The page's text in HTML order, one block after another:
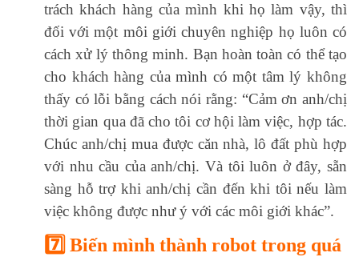
trách khách hàng của mình khi họ làm vậy, thì
đối với một môi giới chuyên nghiệp họ luôn có
cách xử lý thông minh. Bạn hoàn toàn có thể tạo
cho khách hàng của mình có một tâm lý không
thấy có lỗi bằng cách nói rằng: “Cảm ơn anh/chị
thời gian qua đã cho tôi cơ hội làm việc, hợp tác.
Chúc anh/chị mua được căn nhà, lô đất phù hợp
với nhu cầu của anh/chị. Và tôi luôn ở đây, sẵn
sàng hỗ trợ khi anh/chị cần đến khi tôi nếu làm
việc không được như ý với các môi giới khác”.
7️⃣ Biến mình thành robot trong quá